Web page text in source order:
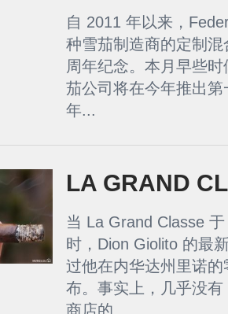
自 2011 年以来，
种雪茄制造商的定制
周年纪念。本月早些
茄公司将在今年推出
年...
LA GRAND
当 La Grand Classe
时，Dion Giolito 的最
过他在内华达州里诺
布。事实上，几乎没
商店的...